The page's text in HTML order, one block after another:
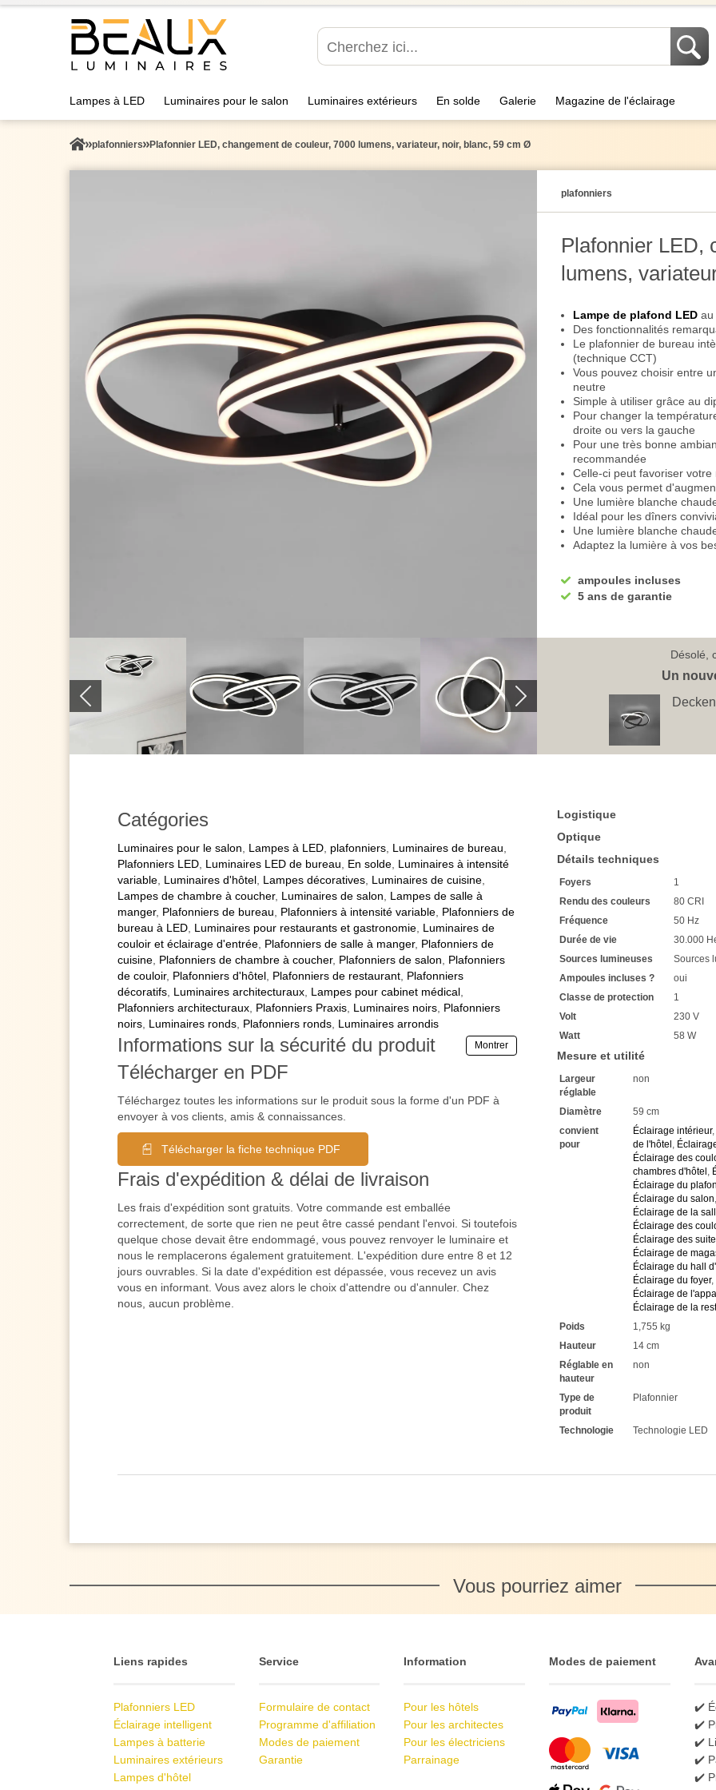
Lampes à LED Luminaires pour le salon Luminaires extérieurs En solde Galerie Magazine de l'éclairage
plafonniers Plafonnier LED, changement de couleur, 7000 lumens, variateur, noir, blanc, 59 cm Ø
plafonniers
Plafonnier LED,
lumens,
Lampe de plafond LED au
Des fonctionnalités
Le plafonnier de bureau
(technique CCT)
Vous pouvez choisir entre
neutre
Simple à utiliser grâce au
Pour changer la
droite ou vers la gauche
Pour une très bonne
recommandée
Celle-ci peut favoriser votre
Cela vous permet
Une lumière blanche
Idéal pour les dîners
Une lumière blanche
Adaptez la lumière à vos
Il convient très bien à la
Vous pouvez brancher
Ce qui en fait un superbe
L'intensité lumineuse peut
Une commande facile via
première fois
Avantageux pour cuisiner,
Un éclairage optimal pour
la dextérité
Eteignez la lumière et
Une ambiance tout en
Détendez-vous avec un
Convient comme éclairage
En éteignant et en
depuis le début
Avec un dais rond
3 bras tubulaires supportent
Cette dernière est balancée
Fabriqué en métal et en
Couleur noir mat et blanc
Avec une tension de
Compatible avec les prises
Déclaré de classe de
Le
plafonnier à intensité
Il est adapté à une
Son diamètre est de 59 cm
La saillie à partir du plafond
Convient aux espaces hauts
1 LED SMD de 58 watts est
Avec une puissance
Le nombre élevé de
La couleur de la lumière
2300 Kelvin blanc chaud
3000 kelvins blanc chaud
4000 kelvins blanc neutre
Avec un rendu des
Vous voyez le soir les
Une durée de vie
Vous bénéficiez chez nous
Si vous avez des
Renseignez-vous sur les
Nous attendons vos
ampoules incluses
5 ans de garantie
Désolé,
Un
Catégories
Luminaires pour le salon, Lampes à LED, plafonniers, Luminaires de bureau,
Plafonniers LED, Luminaires LED de bureau, En solde, Luminaires à intensité
variable, Luminaires d'hôtel, Lampes décoratives, Luminaires de cuisine,
Lampes de chambre à coucher, Luminaires de salon, Lampes de salle à
manger, Plafonniers de bureau, Plafonniers à intensité variable, Plafonniers de
bureau à LED, Luminaires pour restaurants et gastronomie, Luminaires de
couloir et éclairage d'entrée, Plafonniers de salle à manger, Plafonniers de
cuisine, Plafonniers de chambre à coucher, Plafonniers de salon, Plafonniers
de couloir, Plafonniers d'hôtel, Plafonniers de restaurant, Plafonniers
décoratifs, Luminaires architecturaux, Lampes pour cabinet médical,
Plafonniers architecturaux, Plafonniers Praxis, Luminaires noirs, Plafonniers
noirs, Luminaires ronds, Plafonniers ronds, Luminaires arrondis
Informations sur la sécurité du produit Montrer
Télécharger en PDF
Téléchargez toutes les informations sur le produit sous la forme d'un PDF à
envoyer à vos clients, amis & connaissances.
Télécharger la fiche technique PDF
Frais d'expédition & délai de livraison
Les frais d'expédition sont gratuits. Votre commande est emballée
correctement, de sorte que rien ne peut être cassé pendant l'envoi. Si toutefois
quelque chose devait être endommagé, vous pouvez renvoyer le luminaire et
nous le remplacerons également gratuitement. L'expédition dure entre 8 et 12
jours ouvrables. Si la date d'expédition est dépassée, vous recevez un avis
vous en informant. Vous avez alors le choix d'attendre ou d'annuler. Chez
nous, aucun problème.
Logistique
Optique
Détails techniques
Foyers
1
Rendu des couleurs
80 CRI
Fréquence
50 Hz
Durée de vie
30.000
Sources lumineuses
Sources
Ampoules incluses ?
oui
Classe de protection
1
Volt
230 V
Watt
58 W
Mesure et utilité
Largeur
réglable
non
Diamètre
59 cm
convient
pour
Éclairage intérieur,
de l'hôtel ,
Éclairage des
chambres d'hôtel ,
Éclairage du
Éclairage du salon,
Éclairage de la
Éclairage des
Éclairage des
Éclairage de
Éclairage du hall
Éclairage du foyer,
Éclairage de
Éclairage de la
Poids
1,755 kg
Hauteur
14 cm
Réglable en
hauteur
non
Type de
produit
Plafonnier
Technologie Technologie LED
Vous pourriez aimer
Liens rapides
Plafonniers LED
Éclairage intelligent
Lampes à batterie
Luminaires extérieurs
Lampes d'hôtel
Service
Formulaire de contact
Programme d'affiliation
Modes de paiement
Garantie
Information
Pour les hôtels
Pour les architectes
Pour les électriciens
Parrainage
Modes de paiement
✔️
✔️
✔️
✔️
✔️